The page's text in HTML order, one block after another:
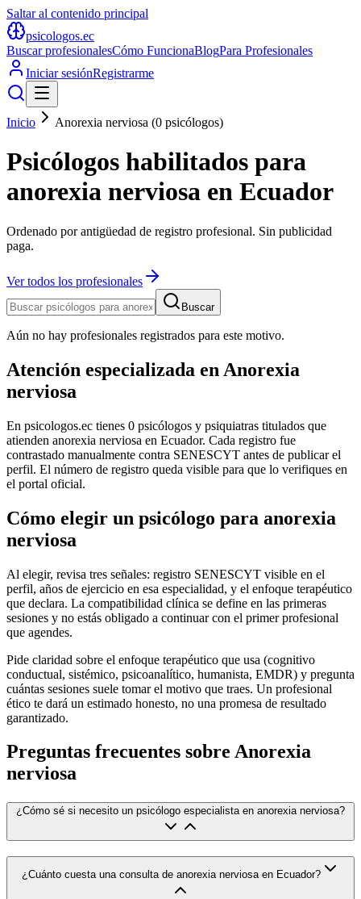
Saltar al contenido principal
psicologos.ec
Buscar profesionalesCómo FuncionaBlogPara Profesionales
Iniciar sesiónRegistrarme
Inicio Anorexia nerviosa (0 psicólogos)
Psicólogos habilitados para
anorexia nerviosa en Ecuador
Ordenado por antigüedad de registro profesional. Sin publicidad
paga.
Ver todos los profesionales
Buscar
Aún no hay profesionales registrados para este motivo.
Atención especializada en Anorexia
nerviosa
En psicologos.ec tienes 0 psicólogos y psiquiatras titulados que
atienden anorexia nerviosa en Ecuador. Cada registro fue
contrastado manualmente contra SENESCYT antes de publicar el
perfil. El número de registro queda visible para que lo verifiques en
el portal oficial.
Cómo elegir un psicólogo para anorexia
nerviosa
Al elegir, revisa tres señales: registro SENESCYT visible en el
perfil, años de ejercicio en esa especialidad, y el enfoque terapéutico
que declara. La compatibilidad clínica se define en las primeras
sesiones y no estás obligado a continuar con el primer profesional
que agendes.
Pide claridad sobre el enfoque terapéutico que usa (cognitivo
conductual, sistémico, psicoanalítico, humanista, EMDR) y pregunta
cuántas sesiones suele tomar el motivo que traes. Un profesional
ético te dará un estimado honesto, no una promesa de resultado
garantizado.
Preguntas frecuentes sobre Anorexia
nerviosa
¿Cómo sé si necesito un psicólogo especialista en anorexia nerviosa?
¿Cuánto cuesta una consulta de anorexia nerviosa en Ecuador?